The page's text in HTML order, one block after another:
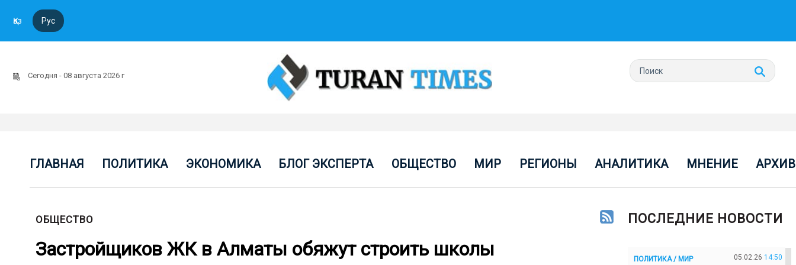
Қаз Рус
Сегодня - 08 августа 2026 г
ГЛАВНАЯ ПОЛИТИКА ЭКОНОМИКА БЛОГ ЭКСПЕРТА ОБЩЕСТВО МИР РЕГИОНЫ АНАЛИТИКА МНЕНИЕ АРХИВ
ОБЩЕСТВО
Застройщиков ЖК в Алматы обяжут строить школы
ПОСЛЕДНИЕ НОВОСТИ
ПОЛИТИКА / МИР 05.02.26 14:50